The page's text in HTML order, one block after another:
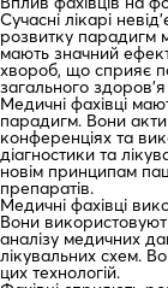
Сучасні лікарі
розвитку парадигм
мають значний
хвороб, що сприяє
загального здоров’я
Медичні фахівці
парадигм. Вони
конференціях та
діагностики та
новім принципам
препаратів.
Медичні фахівці
Вони
аналізу медичних
лікувальних схем.
цих технологій.